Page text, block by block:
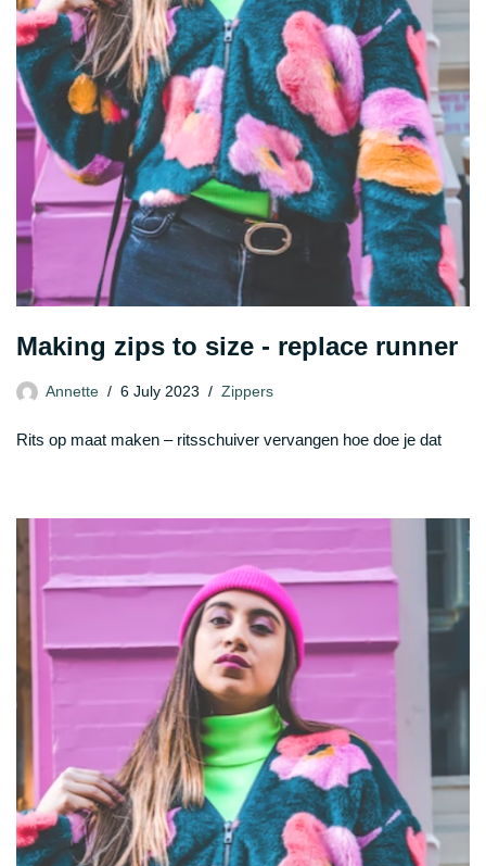
Making zips to size - replace runner
Annette 6 July 2023 Zippers
Rits op maat maken – ritsschuiver vervangen hoe doe je dat